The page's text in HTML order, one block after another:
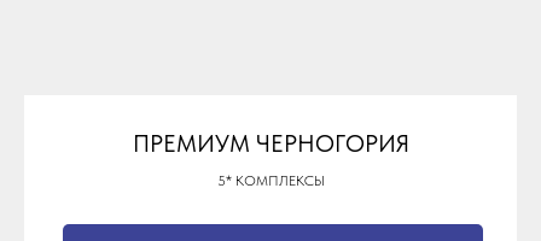
ПРЕМИУМ ЧЕРНОГОРИЯ
5* КОМПЛЕКСЫ